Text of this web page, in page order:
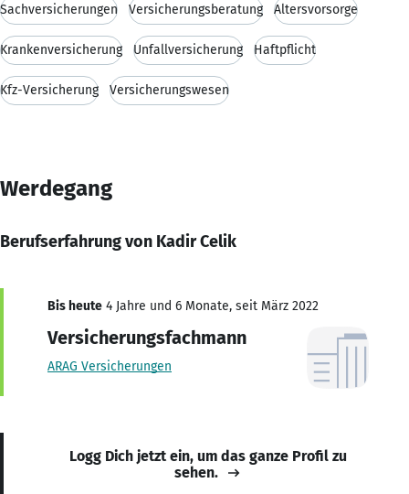
Sachversicherungen Versicherungsberatung Altersvorsorge
Krankenversicherung Unfallversicherung Haftpflicht
Kfz-Versicherung Versicherungswesen
Werdegang
Berufserfahrung von Kadir Celik
Bis heute 4 Jahre und 6 Monate, seit März 2022
Versicherungsfachmann
ARAG Versicherungen
Logg Dich jetzt ein, um das ganze Profil zu
sehen.